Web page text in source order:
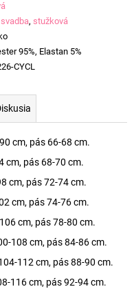
svadba, stužková
95%, Elastan 5%
CYCL
cm, pás 66-68 cm.
cm, pás 68-70 cm.
cm, pás 72-74 cm.
cm, pás 74-76 cm.
cm, pás 78-80 cm.
108 cm, pás 84-86 cm.
112 cm, pás 88-90 cm.
116 cm, pás 92-94 cm.